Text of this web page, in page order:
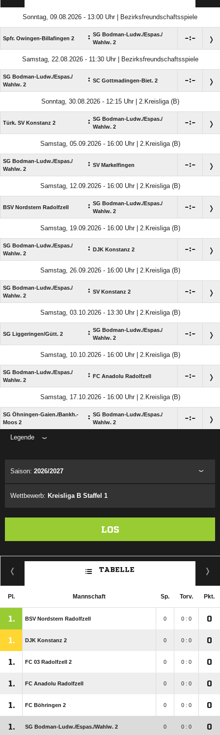
Sonntag, 09.08.2026 - 13:00 Uhr | Bezirksfreundschaftsspiele
Spfr. Owingen-Billafingen 2 : SG Bodman-Ludw./​Espas./​
Wahlw. 2
:
Samstag, 22.08.2026 - 11:30 Uhr | Bezirksfreundschaftsspiele
SG Bodman-Ludw./​Espas./​
Wahlw. 2
: SC Gottmadingen-Biet. 2 :
Sonntag, 30.08.2026 - 12:15 Uhr | 2.Kreisliga (B)
Türk. SV Konstanz 2 : SG Bodman-Ludw./​Espas./​
Wahlw. 2
:
Samstag, 05.09.2026 - 16:00 Uhr | 2.Kreisliga (B)
SG Bodman-Ludw./​Espas./​
Wahlw. 2
: SV Markelfingen :
Samstag, 12.09.2026 - 16:00 Uhr | 2.Kreisliga (B)
BSV Nordstern Radolfzell : SG Bodman-Ludw./​Espas./​
Wahlw. 2
:
Samstag, 19.09.2026 - 16:00 Uhr | 2.Kreisliga (B)
SG Bodman-Ludw./​Espas./​
Wahlw. 2
: DJK Konstanz 2 :
Samstag, 26.09.2026 - 16:00 Uhr | 2.Kreisliga (B)
SG Bodman-Ludw./​Espas./​
Wahlw. 2
: SV Konstanz 2 :
Samstag, 03.10.2026 - 13:30 Uhr | 2.Kreisliga (B)
SG Liggeringen/​Gütt. 2 : SG Bodman-Ludw./​Espas./​
Wahlw. 2
:
Samstag, 10.10.2026 - 16:00 Uhr | 2.Kreisliga (B)
SG Bodman-Ludw./​Espas./​
Wahlw. 2
: FC Anadolu Radolfzell :
Samstag, 17.10.2026 - 16:00 Uhr | 2.Kreisliga (B)
SG Öhningen-Gaien./​Bankh.-
Moos 2
: SG Bodman-Ludw./​Espas./​
Wahlw. 2
:
Legende
Saison: 2026/2027
Wettbewerb: Kreisliga B Staffel 1
LOS
TABELLE
Pl. Mannschaft Sp. Torv. Pkt.
1. BSV Nordstern Radolfzell 0 0 : 0 0
1. DJK Konstanz 2 0 0 : 0 0
1. FC 03 Radolfzell 2 0 0 : 0 0
1. FC Anadolu Radolfzell 0 0 : 0 0
1. FC Böhringen 2 0 0 : 0 0
1. SG Bodman-Ludw./​Espas./​Wahlw. 2 0 0 : 0 0